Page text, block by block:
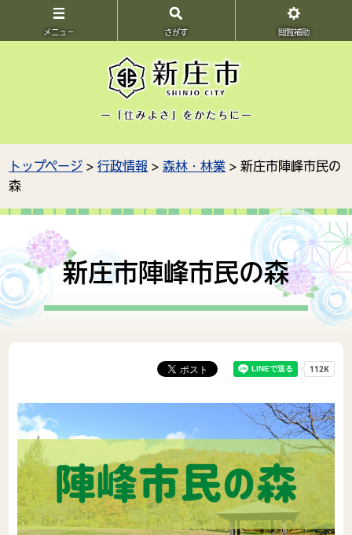
メニュ－ さがす 閲覧補助
トップページ >行政情報 >森林・林業 > 新庄市陣峰市民の
森
新庄市陣峰市民の森